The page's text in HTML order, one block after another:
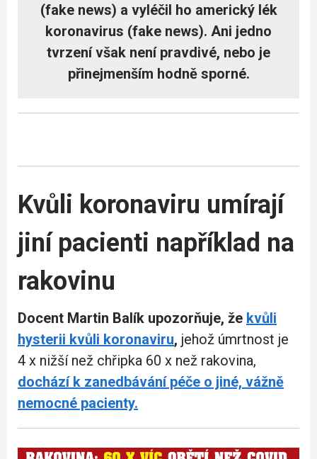
(fake news) a vyléčil ho americký lék
koronavirus (fake news). Ani jedno
tvrzení však není pravdivé, nebo je
přinejmenším hodně sporné.
Kvůli koronaviru umírají
jiní pacienti například na
rakovinu
Docent Martin Balík upozorňuje, že kvůli
hysterii kvůli koronaviru, jehož úmrtnost je
4 x nižší než chřipka 60 x než rakovina,
dochází k zanedbávání péče o jiné, vážně
nemocné pacienty.